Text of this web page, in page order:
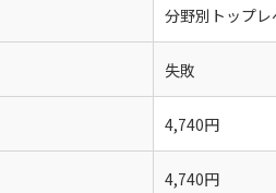
分野別トップ
失敗
4,740円
4,740円